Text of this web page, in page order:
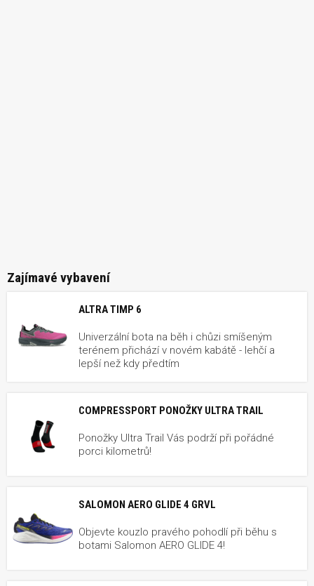
Zajímavé vybavení
ALTRA TIMP 6
Univerzální bota na běh i chůzi smíšeným
terénem přichází v novém kabátě - lehčí a
lepší než kdy předtím
COMPRESSPORT PONOŽKY ULTRA TRAIL
Ponožky Ultra Trail Vás podrží při pořádné
porci kilometrů!
SALOMON AERO GLIDE 4 GRVL
Objevte kouzlo pravého pohodlí při běhu s
botami Salomon AERO GLIDE 4!